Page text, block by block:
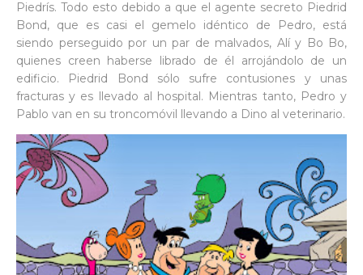
Piedrís. Todo esto debido a que el agente secreto Piedrid
Bond, que es casi el gemelo idéntico de Pedro, está
siendo perseguido por un par de malvados, Alí y Bo Bo,
quienes creen haberse librado de él arrojándolo de un
edificio. Piedrid Bond sólo sufre contusiones y unas
fracturas y es llevado al hospital. Mientras tanto, Pedro y
Pablo van en su troncomóvil llevando a Dino al veterinario.